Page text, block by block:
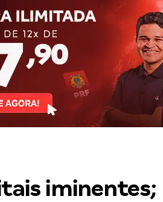
iminentes;